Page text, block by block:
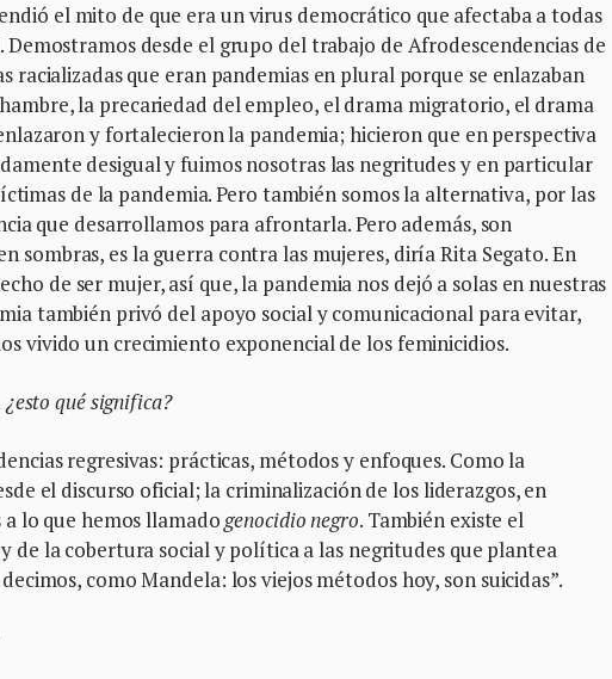
el mito de que era un virus democrático que afectaba a todas
desde el grupo del trabajo de Afrodescendencias de
racializadas que eran pandemias en plural porque se enlazaban
la precariedad del empleo, el drama migratorio, el drama
y fortalecieron la pandemia; hicieron que en perspectiva
desigual y fuimos nosotras las negritudes y en particular
de la pandemia. Pero también somos la alternativa, por las
que desarrollamos para afrontarla. Pero además, son
sombras, es la guerra contra las mujeres, diría Rita Segato. En
de ser mujer, así que, la pandemia nos dejó a solas en nuestras
también privó del apoyo social y comunicacional para evitar,
vivido un crecimiento exponencial de los feminicidios.
qué significa?
regresivas: prácticas, métodos y enfoques. Como la
el discurso oficial; la criminalización de los liderazgos, en
lo que hemos llamadogenocidio negro. También existe el
de la cobertura social y política a las negritudes que plantea
como Mandela: los viejos métodos hoy, son suicidas”.